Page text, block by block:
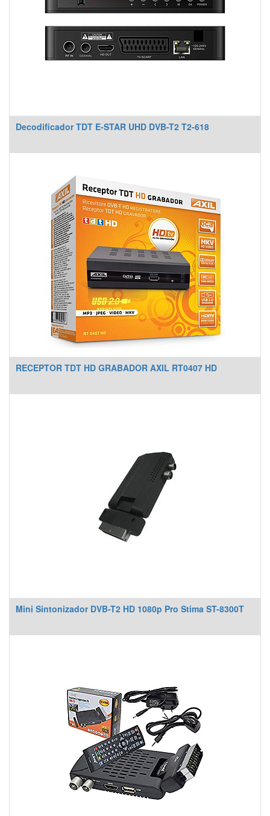
Decodificador TDT E-STAR UHD DVB-T2 T2-618
RECEPTOR TDT HD GRABADOR AXIL RT0407 HD
Mini Sintonizador DVB-T2 HD 1080p Pro Stima ST-8300T